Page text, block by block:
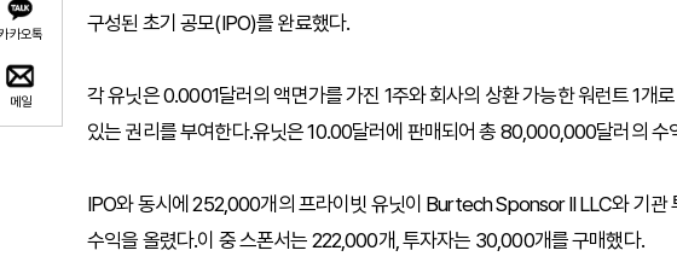
카오톡
메일
구성된 초기 공모(IPO)를 완료했다.
각 유닛은 0.0001달러의 액면가를 가진 1주와 회사의 상환 가능한 워런트 1개
있는 권리를 부여한다.유닛은 10.00달러에 판매되어 총 80,000,000달러의 수
IPO와 동시에 252,000개의 프라이빗 유닛이 Burtech Sponsor II LLC와 기
수익을 올렸다.이 중 스폰서는 222,000개, 투자자는 30,000개를 구매했다.